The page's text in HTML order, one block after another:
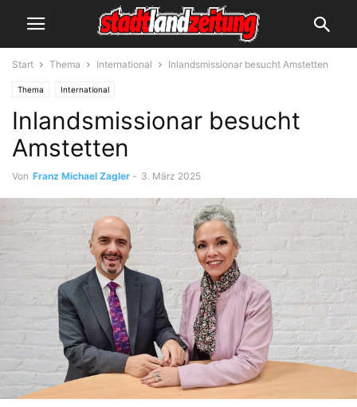
Start Thema International Inlandsmissionar besucht Amstetten
Thema International
Inlandsmissionar besucht
Amstetten
Von Franz Michael Zagler - 3. März 2025